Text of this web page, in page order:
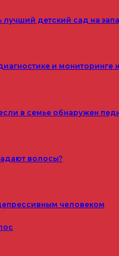
лучший детский сад на
и мониторинге
в семье обнаружен
волосы?
человеком